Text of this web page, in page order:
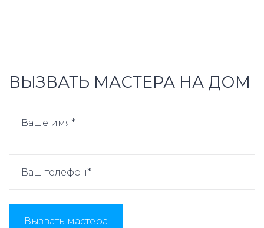
ВЫЗВАТЬ МАСТЕРА НА ДОМ
Вызвать мастера